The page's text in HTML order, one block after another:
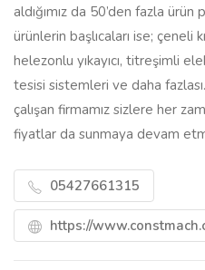
aldığımız da 50’den fazla
ürünlerin başlıcaları ise; çeneli
helezonlu yıkayıcı, titreşimli
tesisi sistemleri ve daha
çalışan firmamız sizlere her
fiyatlar da sunmaya devam
05427661315
https://